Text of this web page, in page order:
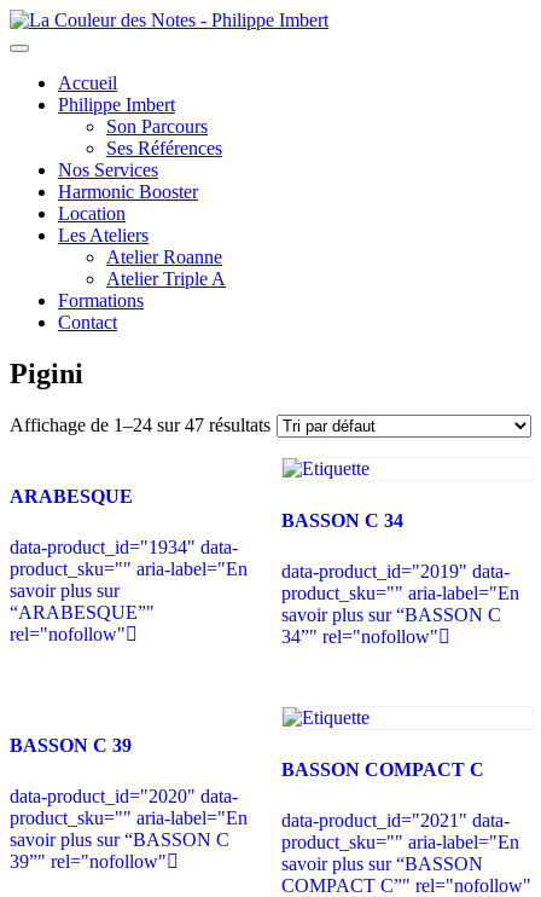
Toggle
navigationAccueil
Philippe Imbert
Son Parcours
Ses Références
Nos Services
Harmonic Booster
Location
Les Ateliers
Atelier Roanne
Atelier Triple A
Formations
Contact
Pigini
Affichage de 1–24 sur 47 résultats
ARABESQUE
data-product_id="1934" data-
product_sku="" aria-label="En
savoir plus sur
“ARABESQUE”"
rel="nofollow"
BASSON C 34
data-product_id="2019" data-
product_sku="" aria-label="En
savoir plus sur “BASSON C
34”" rel="nofollow"
BASSON C 39
data-product_id="2020" data-
product_sku="" aria-label="En
savoir plus sur “BASSON C
39”" rel="nofollow"
BASSON COMPACT C
data-product_id="2021" data-
product_sku="" aria-label="En
savoir plus sur “BASSON
COMPACT C”" rel="nofollow"